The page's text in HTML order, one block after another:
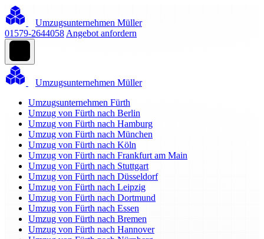
Umzugsunternehmen Müller
01579-2644058 Angebot anfordern
Umzugsunternehmen Müller
Umzugsunternehmen Fürth
Umzug von Fürth nach Berlin
Umzug von Fürth nach Hamburg
Umzug von Fürth nach München
Umzug von Fürth nach Köln
Umzug von Fürth nach Frankfurt am Main
Umzug von Fürth nach Stuttgart
Umzug von Fürth nach Düsseldorf
Umzug von Fürth nach Leipzig
Umzug von Fürth nach Dortmund
Umzug von Fürth nach Essen
Umzug von Fürth nach Bremen
Umzug von Fürth nach Hannover